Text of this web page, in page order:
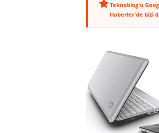
Teknoblog'u
Haberler'de bizi